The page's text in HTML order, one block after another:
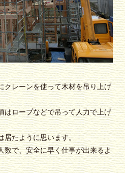
クレーンを使って木材を吊り上げ
はロープなどで吊って人力で上げ
居たように思います。
数で、安全に早く仕事が出来るよ